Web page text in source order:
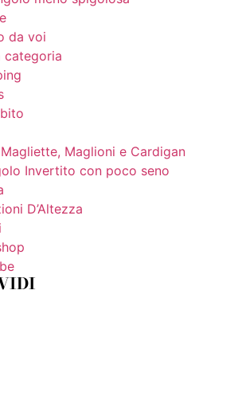
da voi
categoria
Maglioni e Cardigan
Invertito con poco seno
D’Altezza